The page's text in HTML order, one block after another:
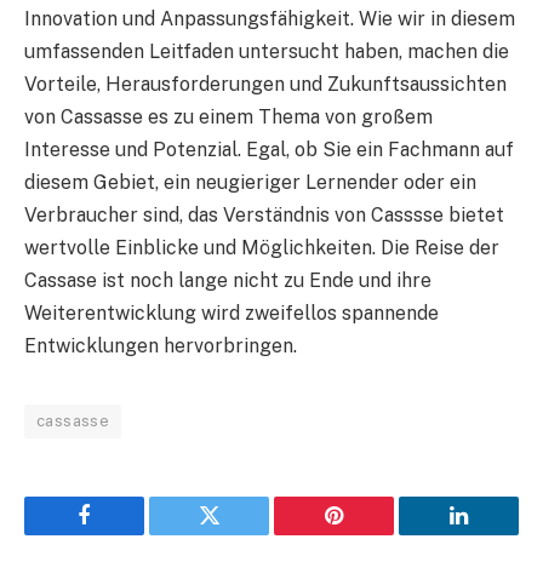
Innovation und Anpassungsfähigkeit. Wie wir in diesem
umfassenden Leitfaden untersucht haben, machen die
Vorteile, Herausforderungen und Zukunftsaussichten
von Cassasse es zu einem Thema von großem
Interesse und Potenzial. Egal, ob Sie ein Fachmann auf
diesem Gebiet, ein neugieriger Lernender oder ein
Verbraucher sind, das Verständnis von Casssse bietet
wertvolle Einblicke und Möglichkeiten. Die Reise der
Cassase ist noch lange nicht zu Ende und ihre
Weiterentwicklung wird zweifellos spannende
Entwicklungen hervorbringen.
cassasse
Facebook Twitter Pinterest LinkedIn